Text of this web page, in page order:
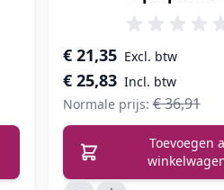
Speciale prijs
€ 25,83
€ 21,35
Normale prijs: € 36,91
Toevoegen